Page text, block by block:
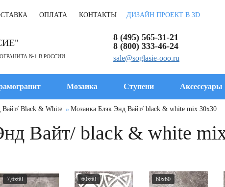
ОПЛАТА КОНТАКТЫ ДИЗАЙН ПРОЕКТ В 3D
№1 В РОССИИ
8 (495) 565-31-21
8 (800) 333-46-24
sale@soglasie-ooo.ru
Мозаика Ступени Аксессуары
Вайт/ Black & White Мозаика Блэк Энд Вайт/ black & white mix 30x30
Вайт/ black & white
7,6x60 60x60 60x60